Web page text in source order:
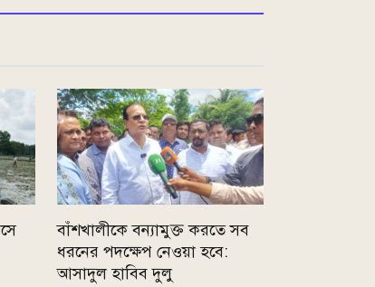
বাঁশখালীকে বন্যামুক্ত করতে সব
ধরনের পদক্ষেপ নেওয়া হবে:
আসাদুল হাবিব দুলু